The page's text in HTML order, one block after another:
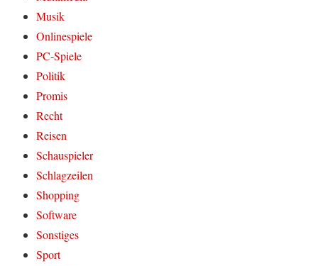
Musik
Onlinespiele
PC-Spiele
Politik
Promis
Recht
Reisen
Schauspieler
Schlagzeilen
Shopping
Software
Sonstiges
Sport